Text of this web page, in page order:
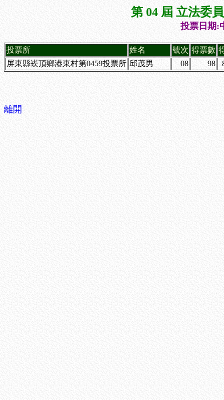
第 04 屆 立法委
投票日期:
投票所 姓名 號次 得票數
屏東縣崁頂鄉港東村第0459投票所 邱茂男 08 98
離開